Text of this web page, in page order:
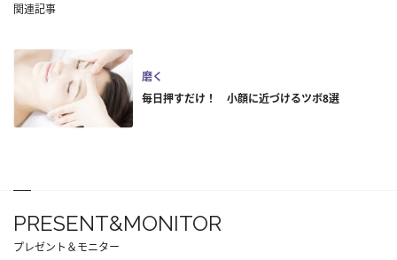
関連記事
磨く
毎日押すだけ！ 小顔に近づけるツボ8選
PRESENT&MONITOR
プレゼント＆モニター